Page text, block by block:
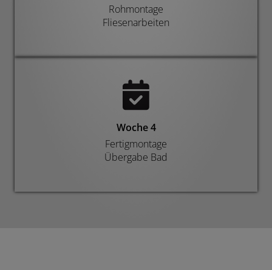
Rohmontage
Fliesenarbeiten
Woche 4
Fertigmontage
Übergabe Bad